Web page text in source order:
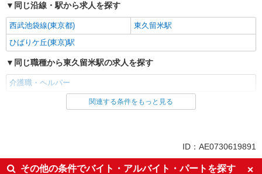
同じ沿線・駅から求人を探す
西武池袋線(東京都)
東久留米駅
ひばりケ丘(東京)駅
同じ職種から東久留米駅の求人を探す
介護職・ヘルパー
同じ雇用形態から東久留米駅の求人を探す
入社日応相談
未経験歓迎
関連する条件をもっと見る
ID：AE0730619891
その他の条件でバイト・アルバイト・パートを探す